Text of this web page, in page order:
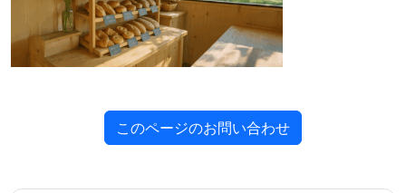
このページのお問い合わせ